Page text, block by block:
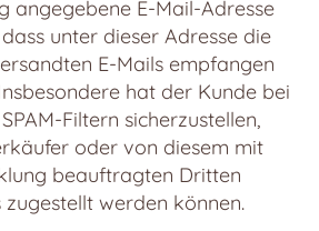
angegebene E-Mail-Adresse
unter dieser Adresse die
E-Mails empfangen
hat der Kunde bei
Filtern sicherzustellen,
oder von diesem mit
beauftragten Dritten
werden können.